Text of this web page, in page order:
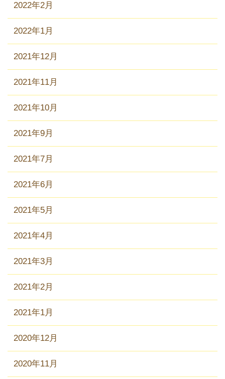
2022年2月
2022年1月
2021年12月
2021年11月
2021年10月
2021年9月
2021年7月
2021年6月
2021年5月
2021年4月
2021年3月
2021年2月
2021年1月
2020年12月
2020年11月